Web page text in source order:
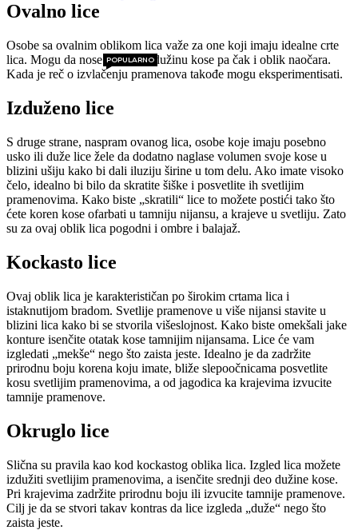
Ovalno lice
Osobe sa ovalnim oblikom lica važe za one koji imaju idealne crte
lica. Mogu da nose bilo koju dužinu kose pa čak i oblik naočara.
Kada je reč o izvlačenju pramenova takođe mogu eksperimentisati.
Izduženo lice
S druge strane, naspram ovanog lica, osobe koje imaju posebno
usko ili duže lice žele da dodatno naglase volumen svoje kose u
blizini ušiju kako bi dali iluziju širine u tom delu. Ako imate visoko
čelo, idealno bi bilo da skratite šiške i posvetlite ih svetlijim
pramenovima. Kako biste „skratili“ lice to možete postići tako što
ćete koren kose ofarbati u tamniju nijansu, a krajeve u svetliju. Zato
su za ovaj oblik lica pogodni i ombre i balajaž.
Kockasto lice
Ovaj oblik lica je karakterističan po širokim crtama lica i
istaknutijom bradom. Svetlije pramenove u više nijansi stavite u
blizini lica kako bi se stvorila višeslojnost. Kako biste omekšali jake
konture isenčite otatak kose tamnijim nijansama. Lice će vam
izgledati „mekše“ nego što zaista jeste. Idealno je da zadržite
prirodnu boju korena koju imate, bliže slepoočnicama posvetlite
kosu svetlijim pramenovima, a od jagodica ka krajevima izvucite
tamnije pramenove.
Okruglo lice
Slična su pravila kao kod kockastog oblika lica. Izgled lica možete
izdužiti svetlijim pramenovima, a isenčite srednji deo dužine kose.
Pri krajevima zadržite prirodnu boju ili izvucite tamnije pramenove.
Cilj je da se stvori takav kontras da lice izgleda „duže“ nego što
zaista jeste.
POPULARNO